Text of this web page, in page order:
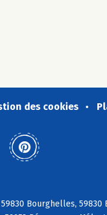
des cookies
Bourghelles,